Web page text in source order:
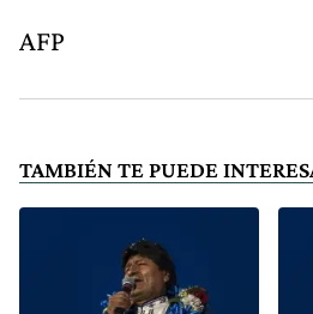
AFP
TAMBIÉN TE PUEDE